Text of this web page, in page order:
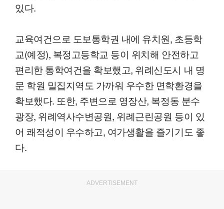
있다.
교육여건으로 도보통학권 내에 유치원, 초등학
교(예정), 복정고등학교 등이 위치해 안전하고
편리한 통학여건을 확보했고, 위례신도시 내 명
문 학원 밀집지역도 가까워 우수한 면학환경을
확보했다. 또한, 주변으로 영장산, 복정동 분수
광장, 위례역사수변공원, 위례근린공원 등이 있
어 쾌적성이 우수하고, 여가생활을 즐기기도 좋
다.
ADVERTISEMENT